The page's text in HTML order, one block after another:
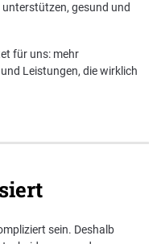
gesund und
für uns: mehr
Leistungen, die wirklich
sein. Deshalb